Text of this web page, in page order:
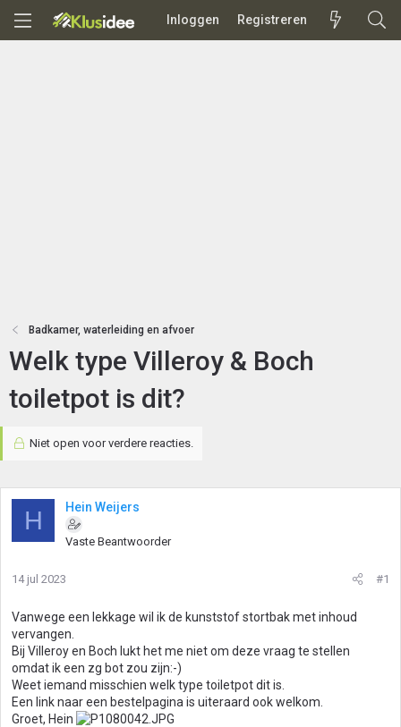
Inloggen Registreren
Badkamer, waterleiding en afvoer
Welk type Villeroy & Boch
toiletpot is dit?
Niet open voor verdere reacties.
H Hein Weijers
Vaste Beantwoorder
14 jul 2023 #1
Vanwege een lekkage wil ik de kunststof stortbak met inhoud
vervangen.
Bij Villeroy en Boch lukt het me niet om deze vraag te stellen
omdat ik een zg bot zou zijn:-)
Weet iemand misschien welk type toiletpot dit is.
Een link naar een bestelpagina is uiteraard ook welkom.
Groet, Hein